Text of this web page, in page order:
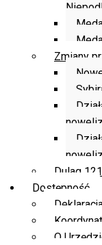
Zmiany
Dulag 121
Dostępność
O